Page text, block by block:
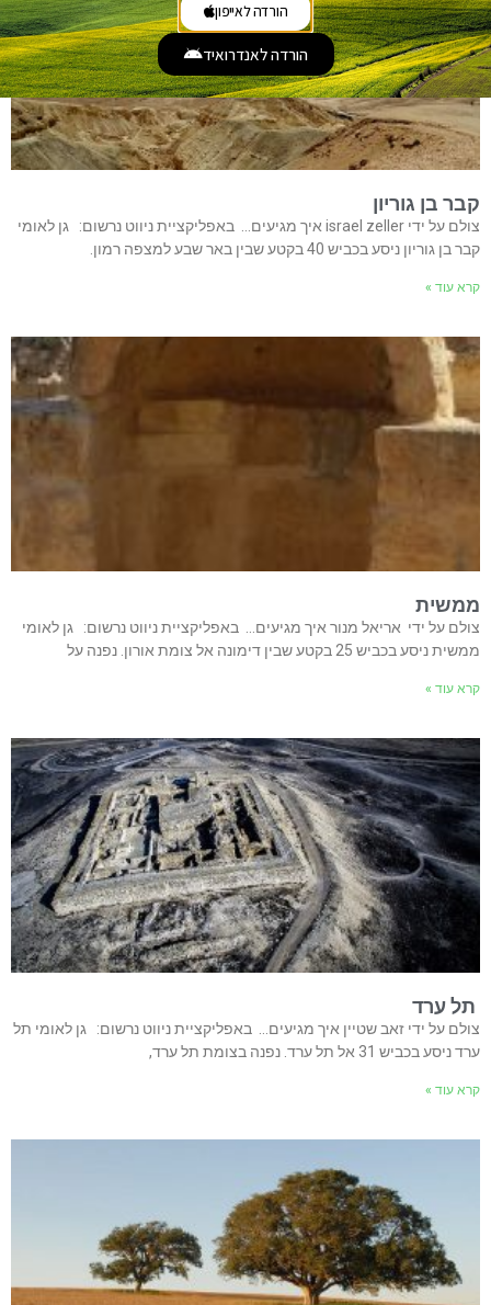
קבר בן גוריון
צולם על ידי israel zeller איך מגיעים… באפליקציית ניווט נרשום: גן לאומי
קבר בן גוריון ניסע בכביש 40 בקטע שבין באר שבע למצפה רמון.
קרא עוד »
ממשית
צולם על ידי אריאל מנור איך מגיעים… באפליקציית ניווט נרשום: גן לאומי
ממשית ניסע בכביש 25 בקטע שבין דימונה אל צומת אורון. נפנה על
קרא עוד »
תל ערד
צולם על ידי זאב שטיין איך מגיעים… באפליקציית ניווט נרשום: גן לאומי תל
ערד ניסע בכביש 31 אל תל ערד. נפנה בצומת תל ערד,
קרא עוד »
הורדה לאייפון
הורדה לאנדרואיד